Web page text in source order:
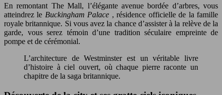
En remontant The Mall, l’élégante avenue bordée d’arbres, vous
atteindrez le Buckingham Palace , résidence officielle de la famille
royale britannique. Si vous avez la chance d’assister à la relève de la
garde, vous serez témoin d’une tradition séculaire empreinte de
pompe et de cérémonial.
L’architecture de Westminster est un véritable livre
d’histoire à ciel ouvert, où chaque pierre raconte un
chapitre de la saga britannique.